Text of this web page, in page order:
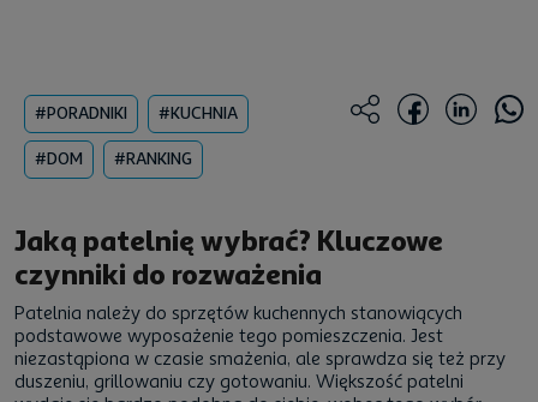
#PORADNIKI #KUCHNIA
#DOM #RANKING
Jaką patelnię wybrać? Kluczowe
czynniki do rozważenia
Patelnia należy do sprzętów kuchennych stanowiących
podstawowe wyposażenie tego pomieszczenia. Jest
niezastąpiona w czasie smażenia, ale sprawdza się też przy
duszeniu, grillowaniu czy gotowaniu. Większość patelni